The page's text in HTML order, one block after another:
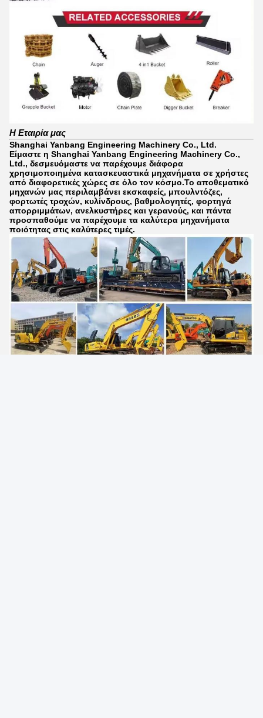
Η Εταιρία μας
Shanghai Yanbang Engineering Machinery Co., Ltd.
Είμαστε η Shanghai Yanbang Engineering Machinery Co.,
Ltd., δεσμευόμαστε να παρέχουμε διάφορα
χρησιμοποιημένα κατασκευαστικά μηχανήματα σε χρήστες
από διαφορετικές χώρες σε όλο τον κόσμο.Το αποθεματικό
μηχανών μας περιλαμβάνει εκσκαφείς, μπουλντόζες,
φορτωτές τροχών, κυλίνδρους, βαθμολογητές, φορτηγά
απορριμμάτων, ανελκυστήρες και γερανούς, και πάντα
προσπαθούμε να παρέχουμε τα καλύτερα μηχανήματα
ποιότητας στις καλύτερες τιμές.